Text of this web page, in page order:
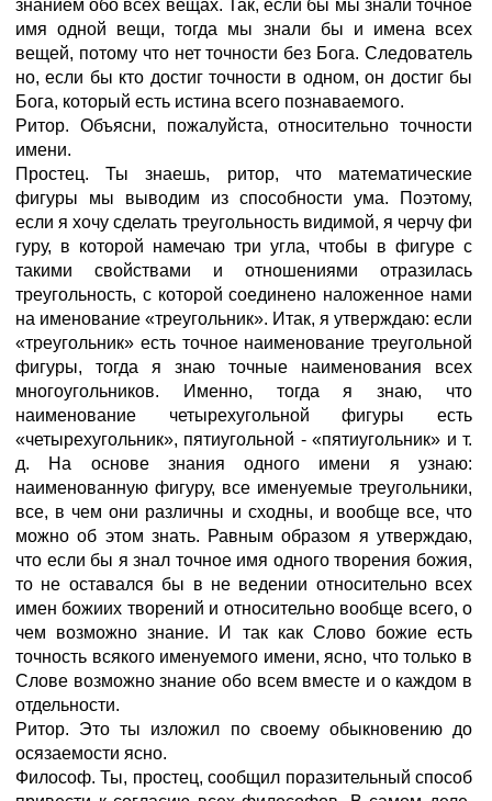
знанием обо всех вещах. Так, если бы мы знали точное
имя одной вещи, тогда мы знали бы и имена всех
вещей, потому что нет точности без Бога. Следователь
но, если бы кто достиг точности в одном, он достиг бы
Бога, который есть истина всего познаваемого.
Ритор. Объясни, пожалуйста, относительно точности
имени.
Простец. Ты знаешь, ритор, что математические
фигуры мы выводим из способности ума. Поэтому,
если я хочу сделать треугольность видимой, я черчу фи
гуру, в которой намечаю три угла, чтобы в фигуре с
такими свойствами и отношениями отразилась
треугольность, с которой соединено наложенное нами
на именование «треугольник». Итак, я утверждаю: если
«треугольник» есть точное наименование треугольной
фигуры, тогда я знаю точные наименования всех
многоугольников. Именно, тогда я знаю, что
наименование четырехугольной фигуры есть
«четырехугольник», пятиугольной - «пятиугольник» и т.
д. На основе знания одного имени я узнаю:
наименованную фигуру, все именуемые треугольники,
все, в чем они различны и сходны, и вообще все, что
можно об этом знать. Равным образом я утверждаю,
что если бы я знал точное имя одного творения божия,
то не оставался бы в не ведении относительно всех
имен божиих творений и относительно вообще всего, о
чем возможно знание. И так как Слово божие есть
точность всякого именуемого имени, ясно, что только в
Слове возможно знание обо всем вместе и о каждом в
отдельности.
Ритор. Это ты изложил по своему обыкновению до
осязаемости ясно.
Философ. Ты, простец, сообщил поразительный способ